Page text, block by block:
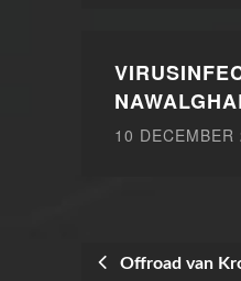
10 DECEMBER
Offroad van